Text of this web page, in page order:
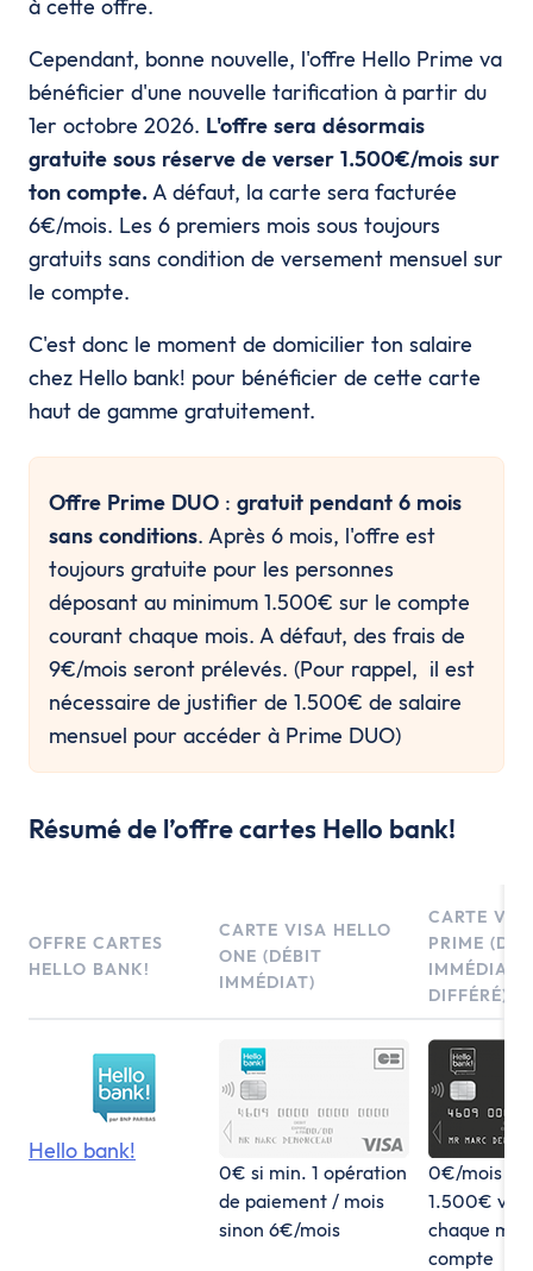
à cette offre.
Cependant, bonne nouvelle, l'offre Hello Prime va
bénéficier d'une nouvelle tarification à partir du
1er octobre 2026. L'offre sera désormais
gratuite sous réserve de verser 1.500€/mois sur
ton compte. A défaut, la carte sera facturée
6€/mois. Les 6 premiers mois sous toujours
gratuits sans condition de versement mensuel sur
le compte.
C'est donc le moment de domicilier ton salaire
chez Hello bank! pour bénéficier de cette carte
haut de gamme gratuitement.
Offre Prime DUO : gratuit pendant 6 mois
sans conditions. Après 6 mois, l'offre est
toujours gratuite pour les personnes
déposant au minimum 1.500€ sur le compte
courant chaque mois. A défaut, des frais de
9€/mois seront prélevés. (Pour rappel, il est
nécessaire de justifier de 1.500€ de salaire
mensuel pour accéder à Prime DUO)
Résumé de l’offre cartes Hello bank!
OFFRE CARTES
HELLO BANK!
CARTE VISA HELLO
ONE (DÉBIT
IMMÉDIAT)
CARTE
PRIME
IMMÉDIAT
DIFFÉRÉ)
Hello bank!
0€ si min. 1 opération
de paiement / mois
sinon 6€/mois
0€/mois si
1.500€
chaque
compte